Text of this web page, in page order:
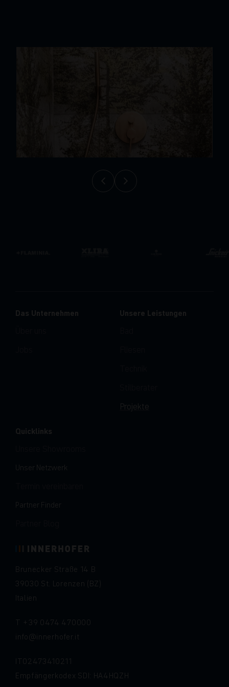
Brunecker Straße 14 B
39030 St. Lorenzen (BZ)
Italien
T +39 0474 470000
info
innerhofer.it
IT02473410211
Empfängerkodex SDI: HA4HQZH
Das Unternehmen
Unsere Leistungen
Projekte
Quicklinks
Unser Netzwerk
Partner Finder